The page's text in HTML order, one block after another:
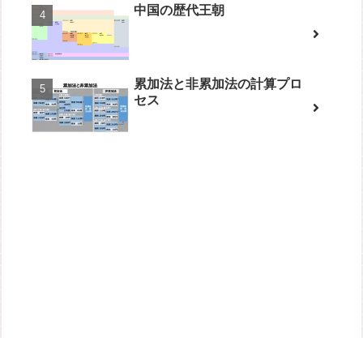
中国の歴代王朝
累加法と非累加法の計算プロ
セス